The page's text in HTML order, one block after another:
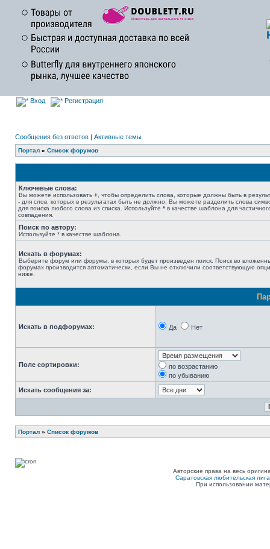
Вход Регистрация
Сообщения без ответов | Активные темы
Портал » Список форумов
Ключевые слова:
Вы можете использовать + , чтобы определить слова, которые должны быть в
- для слов, которых в результатах быть не должно. Вы можете разделить слова
для поиска любого слова из списка. Используйте * в качестве шаблона для
совпадения.
Поиск по автору:
Используйте * в качестве шаблона.
Искать в форумах:
Выберите форум или форумы, в которых будет произведен поиск. Поиск во
форумах производится автоматически, если Вы не отключили соответствующую
ниже.
Искать в подфорумах: Да Нет
Поле сортировки:
по возрастанию
по убыванию
Искать сообщения за:
Портал » Список форумов
Авторские права на весь
Саратовская любительская
При использовании